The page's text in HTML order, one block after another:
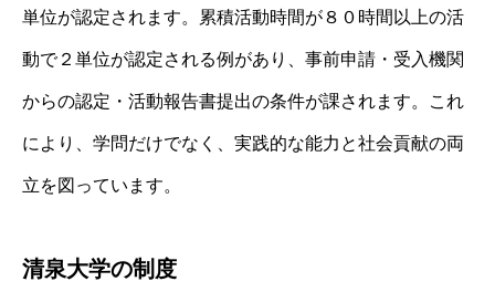
単位が認定されます。累積活動時間が８０時間以上の活
動で２単位が認定される例があり、事前申請・受入機関
からの認定・活動報告書提出の条件が課されます。これ
により、学問だけでなく、実践的な能力と社会貢献の両
立を図っています。
清泉大学の制度